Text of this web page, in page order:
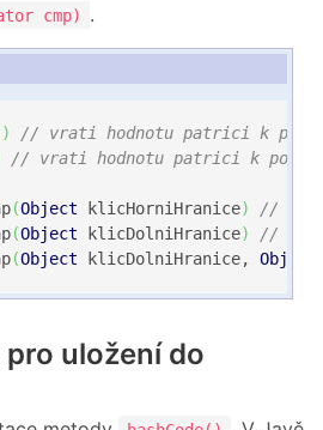
cmp) .
)
// vrati hodnotu patrici k
// vrati hodnotu patrici k
(Object klicHorniHranice)
//
(Object klicDolniHranice)
//
(Object klicDolniHranice, Object
uložení do